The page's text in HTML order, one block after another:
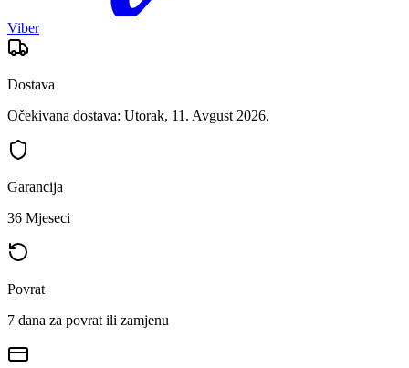
Viber
Dostava
Očekivana dostava: Utorak, 11. Avgust 2026.
Garancija
36 Mjeseci
Povrat
7 dana za povrat ili zamjenu